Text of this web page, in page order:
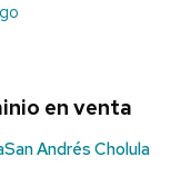
en venta
San Andrés Cholula